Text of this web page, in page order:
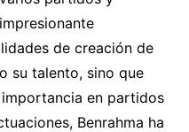
de creación de
su talento, sino que
en partidos
Benrahma ha